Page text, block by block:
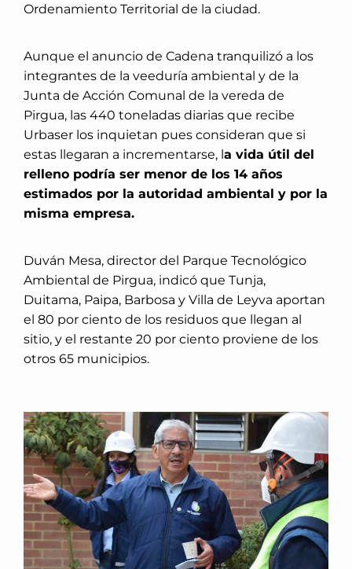
Ordenamiento Territorial de la ciudad.
Aunque el anuncio de Cadena tranquilizó a los
integrantes de la veeduría ambiental y de la
Junta de Acción Comunal de la vereda de
Pirgua, las 440 toneladas diarias que recibe
Urbaser los inquietan pues consideran que si
estas llegaran a incrementarse, la vida útil del
relleno podría ser menor de los 14 años
estimados por la autoridad ambiental y por la
misma empresa.
Duván Mesa, director del Parque Tecnológico
Ambiental de Pirgua, indicó que Tunja,
Duitama, Paipa, Barbosa y Villa de Leyva aportan
el 80 por ciento de los residuos que llegan al
sitio, y el restante 20 por ciento proviene de los
otros 65 municipios.